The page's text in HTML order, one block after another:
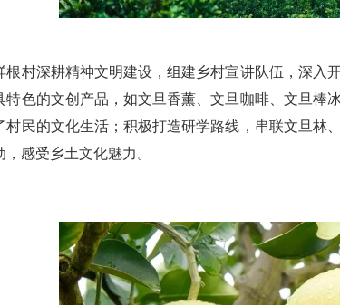
深耕精神文明建设，组建乡村宣讲队伍，深入
特色的文创产品，如文旦香薰、文旦咖啡、文旦
村民的文化生活；积极打造研学路线，串联文旦林
感受乡土文化魅力。